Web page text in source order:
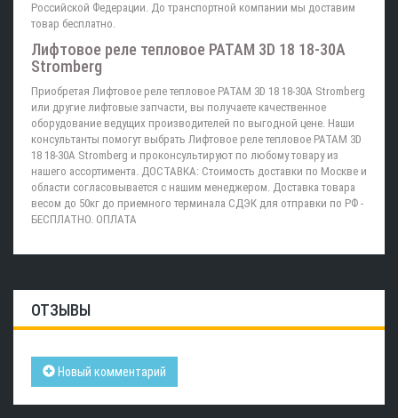
Российской Федерации. До транспортной компании мы доставим
товар бесплатно.
Лифтовое реле тепловое PATAM 3D 18 18-30A
Stromberg
Приобретая Лифтовое реле тепловое PATAM 3D 18 18-30A Stromberg
или другие лифтовые запчасти, вы получаете качественное
оборудование ведущих производителей по выгодной цене. Наши
консультанты помогут выбрать Лифтовое реле тепловое PATAM 3D
18 18-30A Stromberg и проконсультируют по любому товару из
нашего ассортимента. ДОСТАВКА: Стоимость доставки по Москве и
области согласовывается с нашим менеджером. Доставка товара
весом до 50кг до приемного терминала СДЭК для отправки по РФ -
БЕСПЛАТНО. ОПЛАТА
ОТЗЫВЫ
Новый комментарий